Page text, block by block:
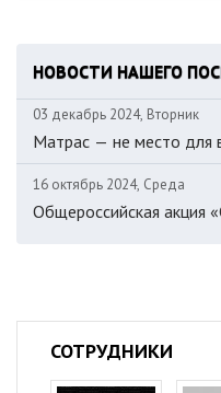
НОВОСТИ НАШЕГО
03 декабрь 2024, Вторник
Матрас — не место для
16 октябрь 2024, Среда
Общероссийская акция
СОТРУДНИКИ